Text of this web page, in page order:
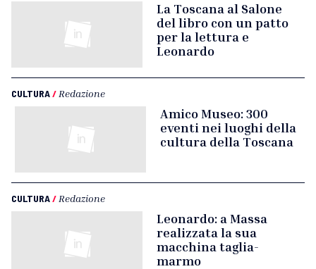
La Toscana al Salone
del libro con un patto
per la lettura e
Leonardo
CULTURA/ Redazione
Amico Museo: 300
eventi nei luoghi della
cultura della Toscana
CULTURA/ Redazione
Leonardo: a Massa
realizzata la sua
macchina taglia-
marmo